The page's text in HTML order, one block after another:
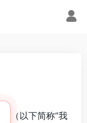
（以下简称“我